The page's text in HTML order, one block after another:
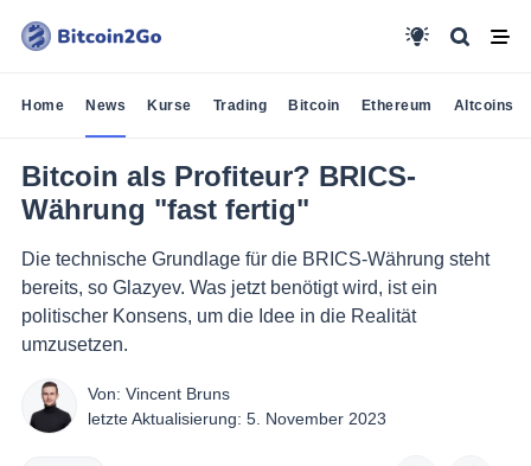
Home News Kurse Trading Bitcoin Ethereum Altcoins
Bitcoin als Profiteur? BRICS-
Währung "fast fertig"
Die technische Grundlage für die BRICS-Währung steht
bereits, so Glazyev. Was jetzt benötigt wird, ist ein
politischer Konsens, um die Idee in die Realität
umzusetzen.
Von: Vincent Bruns
letzte Aktualisierung: 5. November 2023